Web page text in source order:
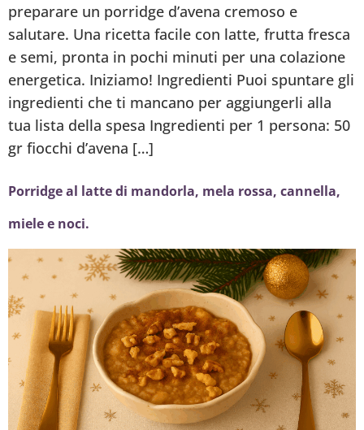
preparare un porridge d’avena cremoso e
salutare. Una ricetta facile con latte, frutta fresca
e semi, pronta in pochi minuti per una colazione
energetica. Iniziamo! Ingredienti Puoi spuntare gli
ingredienti che ti mancano per aggiungerli alla
tua lista della spesa Ingredienti per 1 persona: 50
gr fiocchi d’avena […]
Porridge al latte di mandorla, mela rossa, cannella,
miele e noci.